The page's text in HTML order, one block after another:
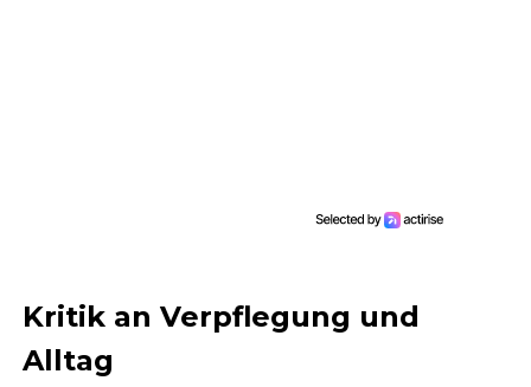
Kritik an Verpflegung und
Alltag